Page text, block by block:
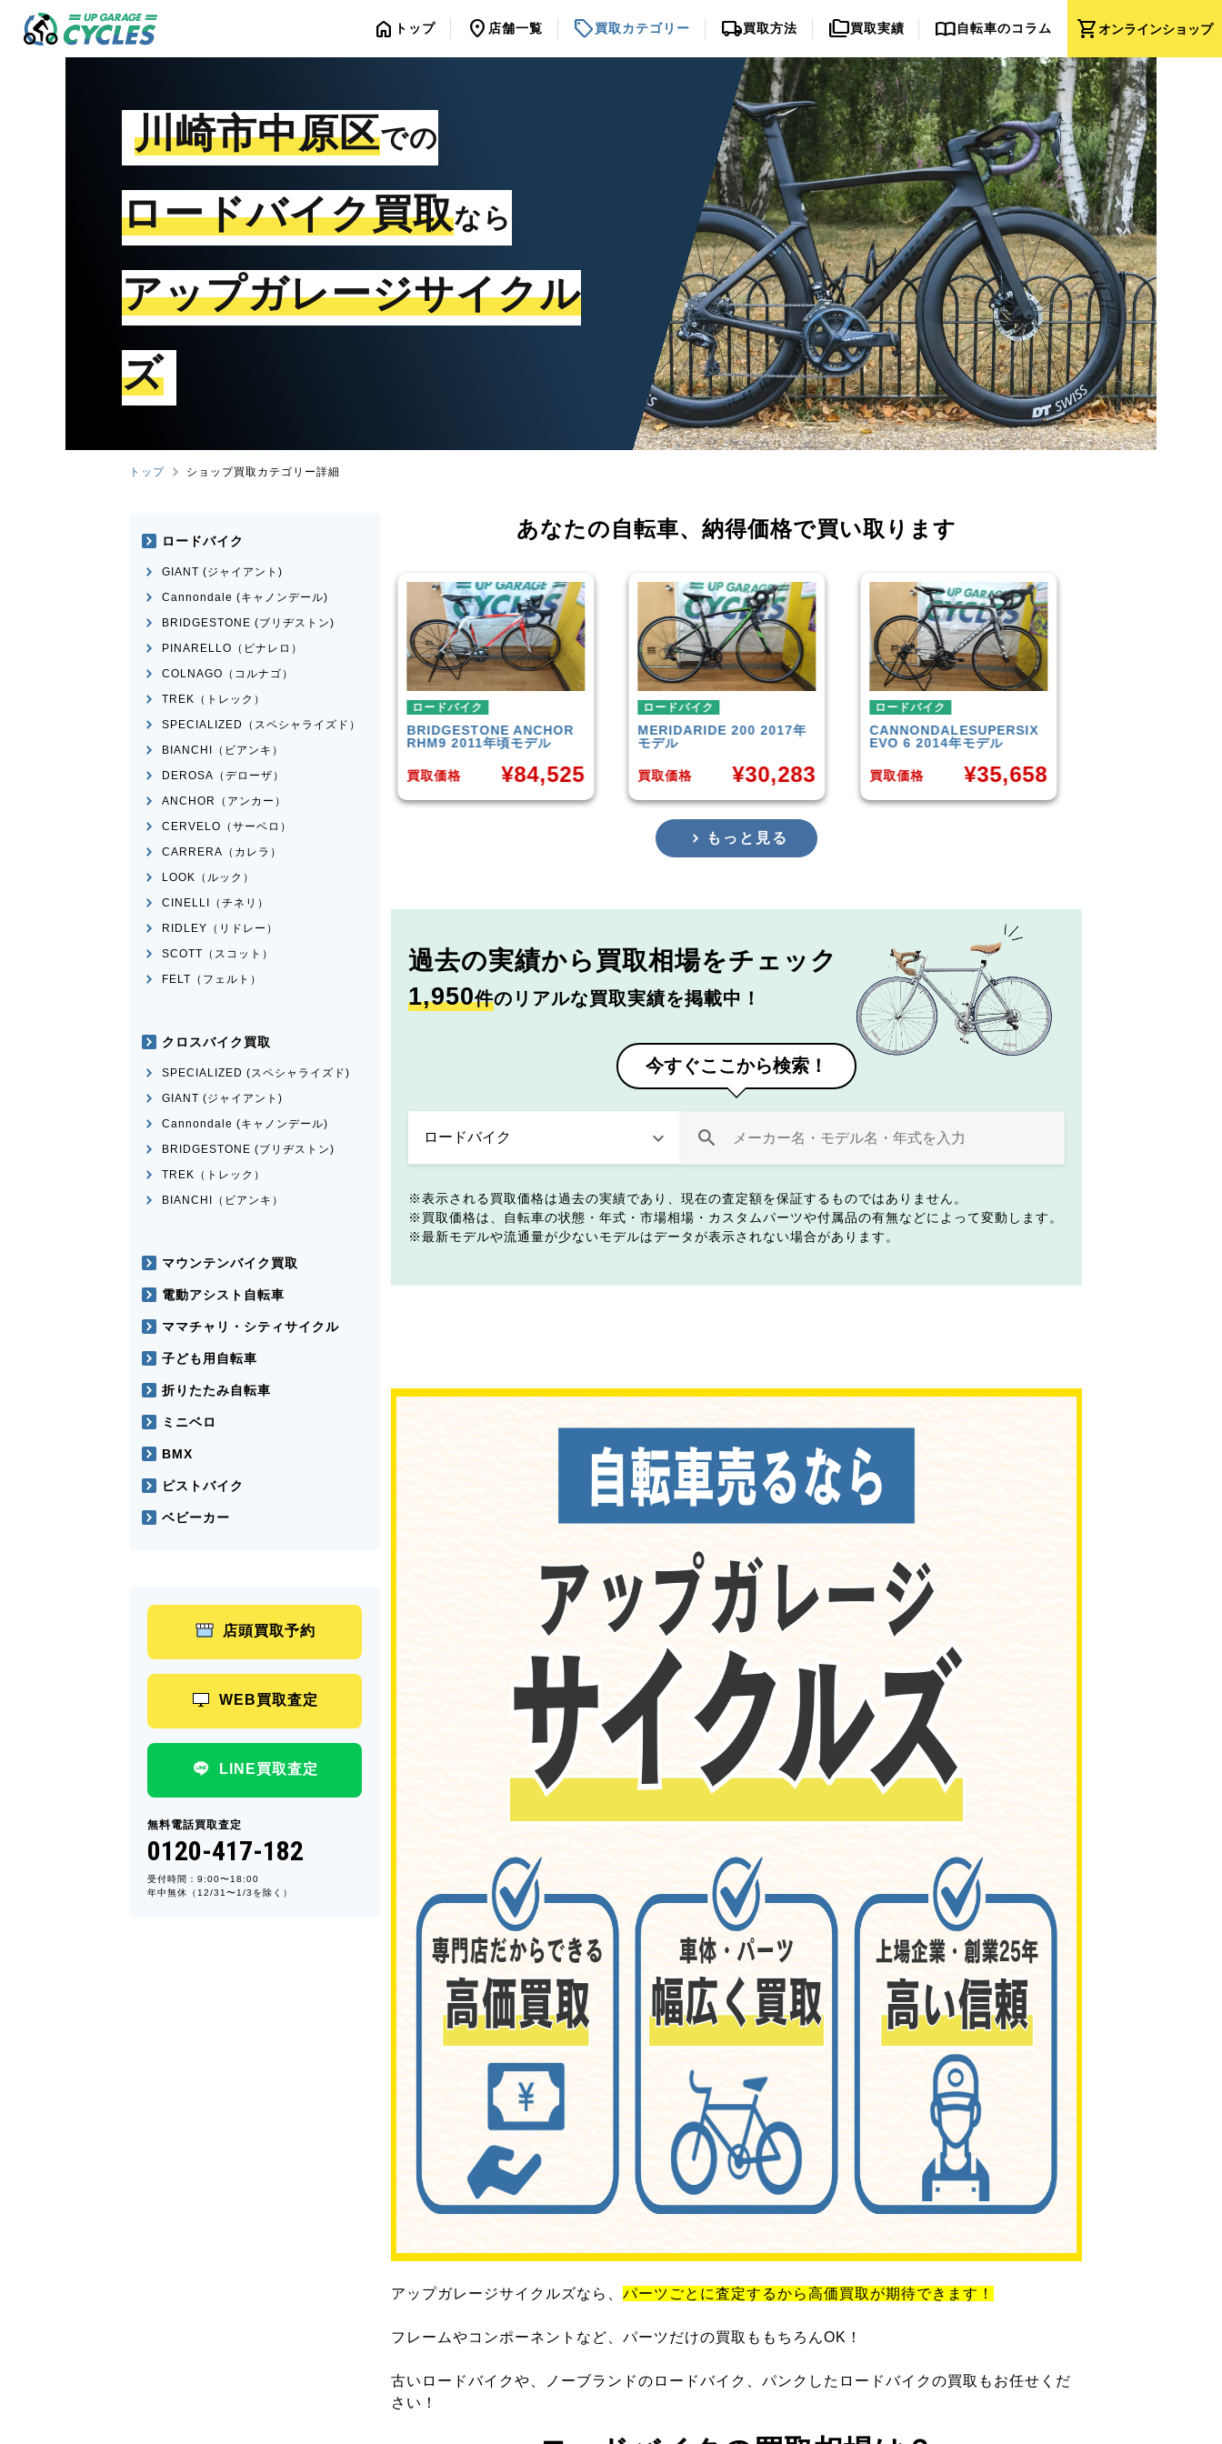
shopping_cartオンラインショップ
home トップ location_on 店舗一覧 sell買取カテゴリー local_shipping買取方法 folder_copy買取実績 import_contacts自転車のコラム
川崎市中原区での
ロードバイク買取なら
アップガレージサイクル
ズ
トップ ショップ買取カテゴリー詳細
あなたの自転車、 納得価格で買い取ります
14,570
ロードバイク
BRIDGESTONE ANCHOR
RHM9 2011年頃モデル
買取価格 84,525
ロードバイク
MERIDARIDE 200 2017年
モデル
買取価格 ¥30,283
ロードバイク
CANNONDALESUPERSIX
買取価格 ¥35,658
ロードバイク
TREKDOMANE 4.5 2013
年モデル
買取価格 ¥50,849
もっと見る
過去の実績から 買取相場をチェック
1,950件のリアルな買取実績を掲載中！
今すぐここから検索！
表示される買取価格は過去の実績であり、現在の査定額を保証するものではありません。
買取価格は、自転車の状態・年式・市場相場・カスタムパーツや付属品の有無などによって変動します。
最新モデルや流通量が少ないモデルはデータが表示されない場合があります。
アップガレージサイクルズなら、 パーツごとに査定するから高価買取が期待できます！
フレームやコンポーネントなど、パーツだけの買取ももちろんOK！
古いロードバイクや、ノーブランドのロードバイク、パンクしたロードバイクの買取もお任せくだ
さい！
ロードバイク
GIANT (ジャイアント)
Cannondale (キャノンデール)
BRIDGESTONE (ブリヂストン)
PINARELLO（ピナレロ）
COLNAGO（コルナゴ）
TREK（トレック）
SPECIALIZED（スペシャライズド）
BIANCHI（ビアンキ）
DEROSA（デローザ）
ANCHOR（アンカー）
CERVELO（サーベロ）
CARRERA（カレラ）
LOOK（ルック）
CINELLI（チネリ）
RIDLEY（リドレー）
SCOTT（スコット）
FELT（フェルト）
クロスバイク買取
SPECIALIZED (スペシャライズド)
GIANT (ジャイアント)
Cannondale (キャノンデール)
BRIDGESTONE (ブリヂストン)
TREK（トレック）
BIANCHI（ビアンキ）
マウンテンバイク買取
電動アシスト自転車
ママチャリ・シティサイクル
子ども用自転車
折りたたみ自転車
ミニベロ
BMX
ピストバイク
ベビーカー
店頭買取予約
WEB買取査定
LINE買取査定
無料電話買取査定
0120-417-182
受付時間：9:00〜18:00
年中無休（12/31〜1/3を除く）